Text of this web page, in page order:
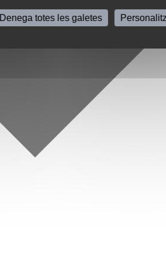
Denega totes les galetes